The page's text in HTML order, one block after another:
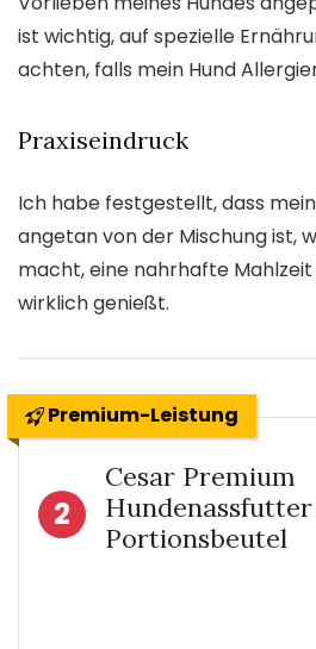
ist wichtig, auf spezielle
achten, falls mein Hund
Praxiseindruck
Ich habe festgestellt, dass
angetan von der Mischung ist,
macht, eine nahrhafte
wirklich genießt.
Premium-Leistung
2
Cesar Premium
Portionsbeutel